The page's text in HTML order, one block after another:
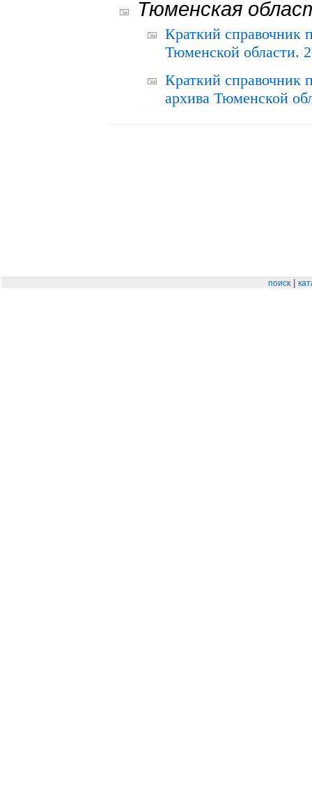
Тюменская
Краткий справочник
Тюменской области.
Краткий справочник
архива Тюменской
поиск